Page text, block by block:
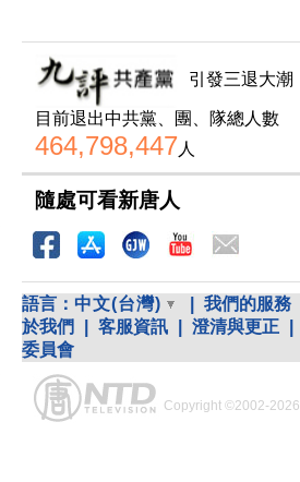
引發三退大潮
目前退出中共黨、團、隊總人數
464,798,447人
隨處可看新唐人
語言： 中文(台灣) 我們的服務
於我們
客服資訊 澄清與更正
委員會
Copyright ©2002-2026